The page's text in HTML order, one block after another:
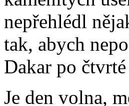
nepřehlédl
tak, abych
Dakar po
Je den volna,